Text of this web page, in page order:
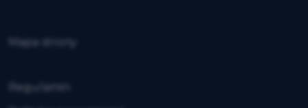
Mapa strony
Regulamin